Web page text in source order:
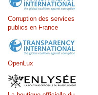
Corruption des services
publics en France
OpenLux